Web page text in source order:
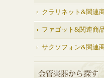
クラリネット&関連
ファゴット&関連商
サクソフォン&関連